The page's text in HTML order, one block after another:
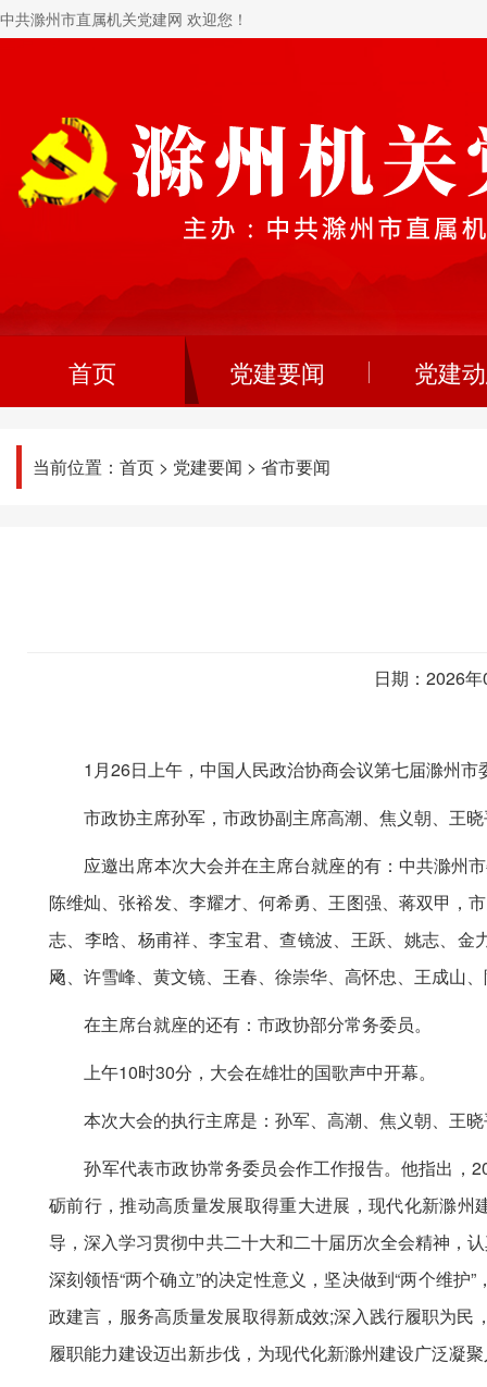
中共滁州市直属机关党建网 欢迎您！
首页 党建要闻 党建
当前位置： 首页 > 党建要闻 > 省市要闻
日期：2026
1月26日上午，中国人民政治协商会议第七届滁州市
市政协主席孙军，市政协副主席高潮、焦义朝、王晓
应邀出席本次大会并在主席台就座的有：中共滁州市
陈维灿、张裕发、李耀才、何希勇、王图强、蒋双甲，
志、李晗、杨甫祥、李宝君、查镜波、王跃、姚志、
飏、许雪峰、黄文镜、王春、徐崇华、高怀忠、王成山
在主席台就座的还有：市政协部分常务委员。
上午10时30分，大会在雄壮的国歌声中开幕。
本次大会的执行主席是：孙军、高潮、焦义朝、王晓
孙军代表市政协常务委员会作工作报告。他指出，
砺前行，推动高质量发展取得重大进展，现代化新滁
导，深入学习贯彻中共二十大和二十届历次全会精神，
深刻领悟“两个确立”的决定性意义，坚决做到“两个维
政建言，服务高质量发展取得新成效;深入践行履职为
履职能力建设迈出新步伐，为现代化新滁州建设广泛凝